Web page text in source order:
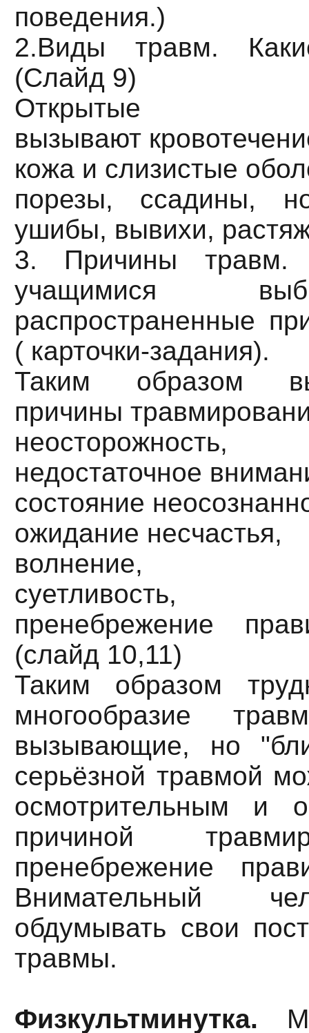
поведения.)
2.Виды травм.
(Слайд 9)
Открытые
вызывают
кожа и слизистые
порезы, ссадины,
ушибы, вывихи,
3. Причины травм.
учащимися
распространенные
( карточки-задания).
Таким образом
причины
неосторожность,
недостаточное
состояние
ожидание несчастья,
волнение,
суетливость,
пренебрежение
(слайд 10,11)
Таким образом
многообразие
вызывающие, но
серьёзной травмой
осмотрительным и
причиной
пренебрежение
Внимательный
обдумывать свои
травмы.
Физкультминутка.